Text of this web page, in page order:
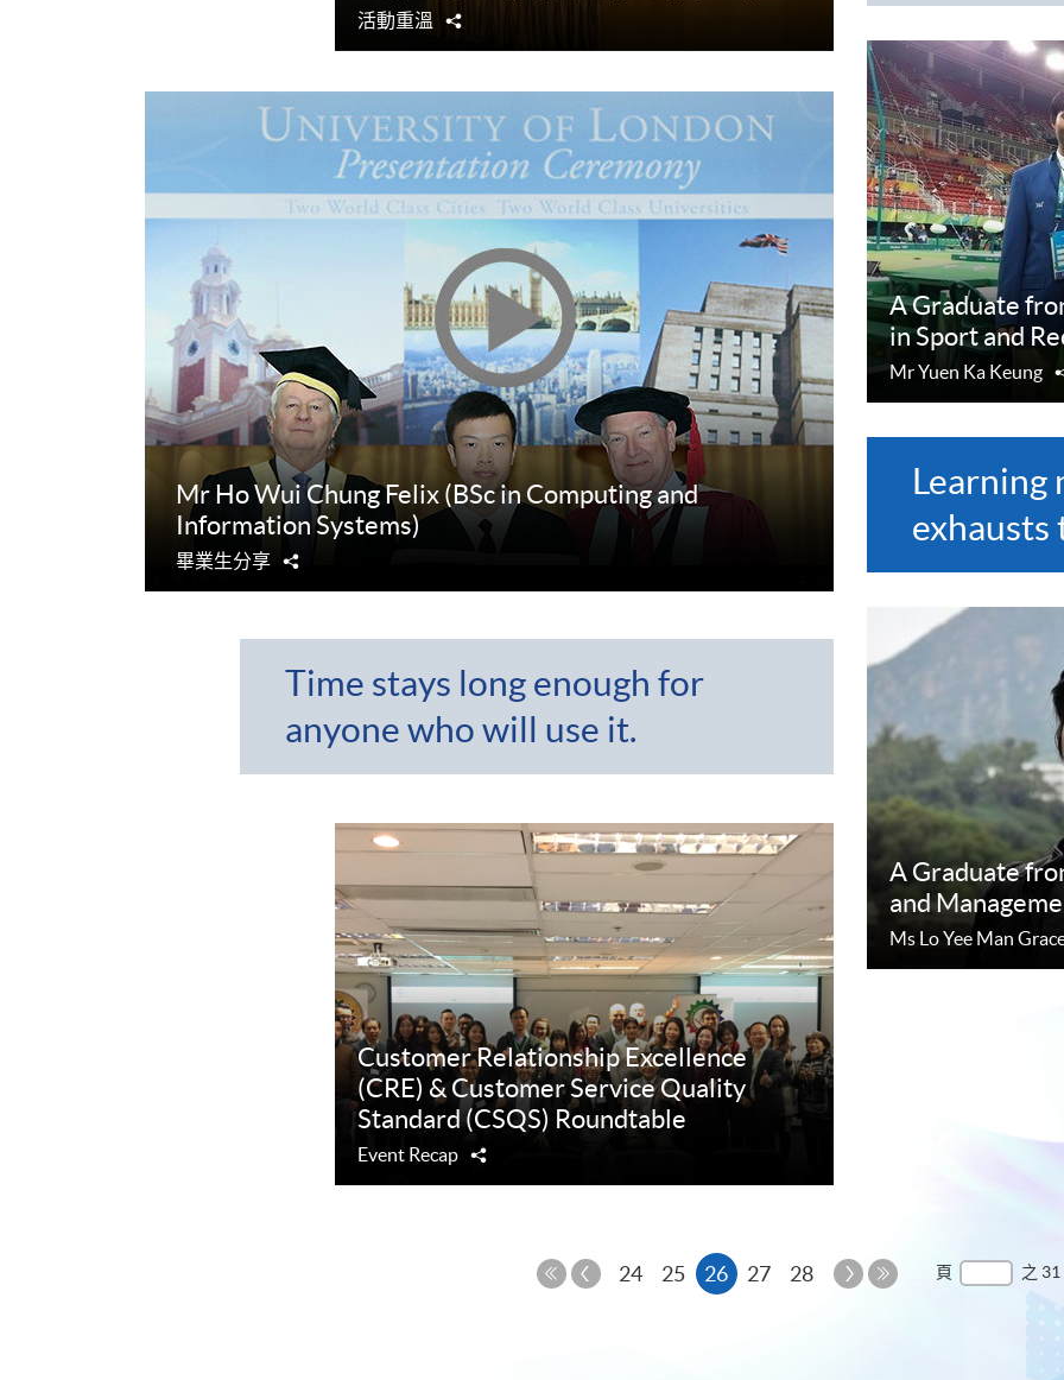
活動重溫
Mr Ho Wui Chung Felix (BSc in Computing and
Information Systems)
畢業生分享
Time stays long enough for
anyone who will use it.
Customer Relationship Excellence
(CRE) & Customer Service Quality
Standard (CSQS) Roundtable
Event Recap
A Graduate
in Sport and
Mr Yuen Ka Keung
Learning
exhausts
A Graduate
and
Ms Lo Yee Man
上
24 25 26本 27 28
下
頁 之 31